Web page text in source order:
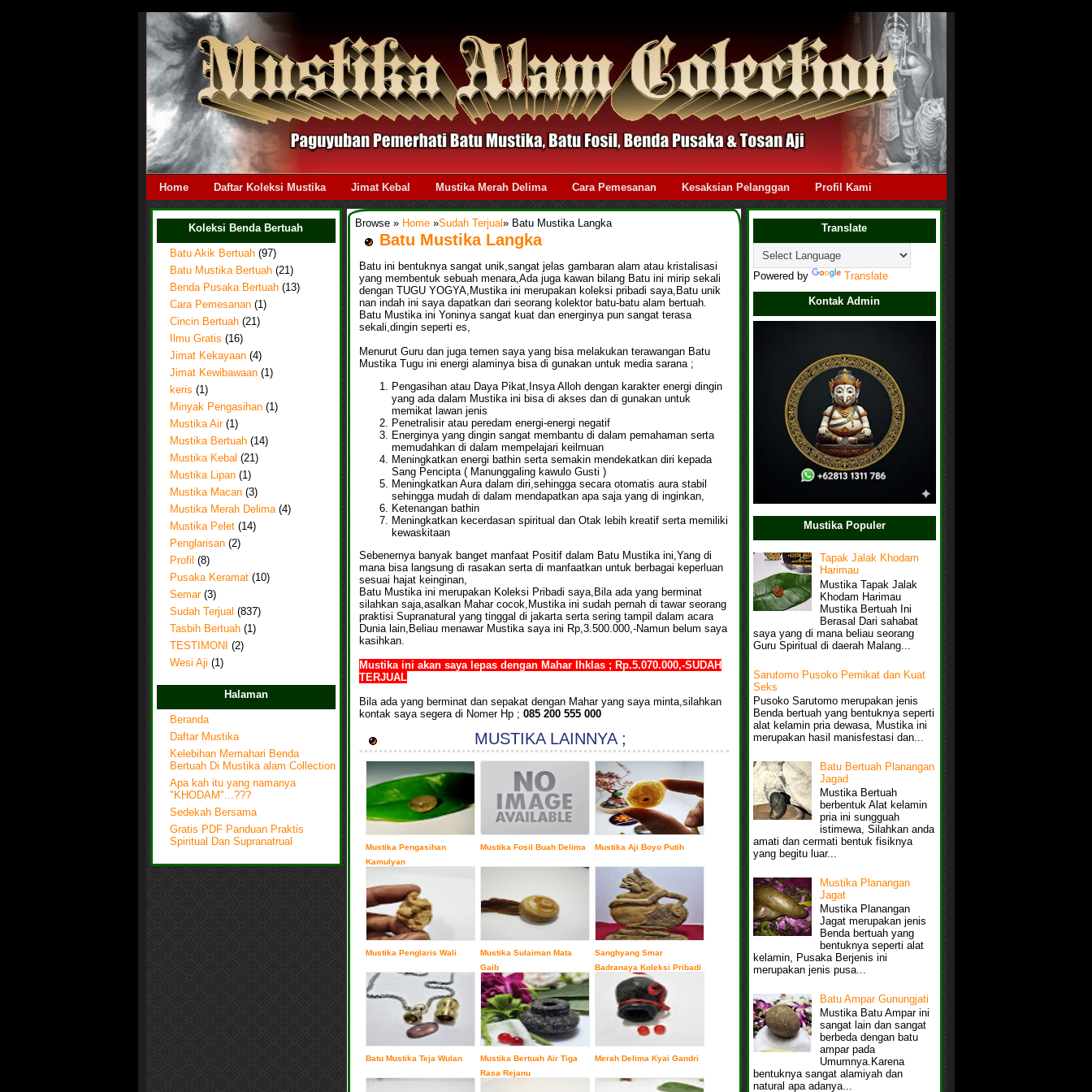
Home Daftar Koleksi Mustika Jimat Kebal Mustika Merah Delima Cara Pemesanan Kesaksian Pelanggan Profil Kami
Koleksi Benda Bertuah
Batu Akik Bertuah (97)
Batu Mustika Bertuah (21)
Benda Pusaka Bertuah (13)
Cara Pemesanan (1)
Cincin Bertuah (21)
Ilmu Gratis (16)
Jimat Kekayaan (4)
Jimat Kewibawaan (1)
keris (1)
Minyak Pengasihan (1)
Mustika Air (1)
Mustika Bertuah (14)
Mustika Kebal (21)
Mustika Lipan (1)
Mustika Macan (3)
Mustika Merah Delima (4)
Mustika Pelet (14)
Penglarisan (2)
Profil (8)
Pusaka Keramat (10)
Semar (3)
Sudah Terjual (837)
Tasbih Bertuah (1)
TESTIMONI
(2)
Wesi Aji (1)
Halaman
Beranda
Daftar Mustika
Kelebihan Memahari Benda
Bertuah Di Mustika alam Collection
Apa kah itu yang namanya
"KHODAM"...???
Sedekah Bersama
Gratis PDF Panduan Praktis
Spiritual Dan Supranatrual
Browse » Home »Sudah Terjual» Batu Mustika Langka
Batu Mustika Langka
Batu ini bentuknya sangat unik,sangat jelas gambaran alam atau kristalisasi
yang membentuk sebuah menara,Ada juga kawan bilang Batu ini mirip sekali
dengan TUGU YOGYA,Mustika ini merupakan koleksi pribadi saya,Batu unik
nan indah ini saya dapatkan dari seorang kolektor batu-batu alam bertuah.
Batu Mustika ini Yoninya sangat kuat dan energinya pun sangat terasa
sekali,dingin seperti es,
Menurut Guru dan juga temen saya yang bisa melakukan terawangan Batu
Mustika Tugu ini energi alaminya bisa di gunakan untuk media sarana ;
Pengasihan atau Daya Pikat,Insya Alloh dengan karakter energi dingin
yang ada dalam Mustika ini bisa di akses dan di gunakan untuk
memikat lawan jenis
Penetralisir atau peredam energi-energi negatif
Energinya yang dingin sangat membantu di dalam pemahaman serta
memudahkan di dalam mempelajari keilmuan
Meningkatkan energi bathin serta semakin mendekatkan diri kepada
Sang Pencipta ( Manunggaling kawulo Gusti )
Meningkatkan Aura dalam diri,sehingga secara otomatis aura stabil
sehingga mudah di dalam mendapatkan apa saja yang di inginkan,
Ketenangan bathin
Meningkatkan kecerdasan spiritual dan Otak lebih kreatif serta memiliki
kewaskitaan
Sebenernya banyak banget manfaat Positif dalam Batu Mustika ini,Yang di
mana bisa langsung di rasakan serta di manfaatkan untuk berbagai keperluan
sesuai hajat keinginan,
Batu Mustika ini merupakan Koleksi Pribadi saya,Bila ada yang berminat
silahkan saja,asalkan Mahar cocok,Mustika ini sudah pernah di tawar seorang
praktisi Supranatural yang tinggal di jakarta serta sering tampil dalam acara
Dunia lain,Beliau menawar Mustika saya ini Rp,3.500.000,-Namun belum saya
kasihkan.
Mustika ini akan saya lepas dengan Mahar Ihklas ; Rp.5.070.000,-SUDAH
TERJUAL
Bila ada yang berminat dan sepakat dengan Mahar yang saya minta,silahkan
kontak saya segera di Nomer Hp ; 085 200 555 000
MUSTIKA LAINNYA ;
Mustika Pengasihan
Kamulyan
Mustika Fosil Buah Delima Mustika Aji Boyo Putih
Mustika Penglaris Wali
Mustika Sulaiman Mata
Gaib
Sanghyang Smar
Badranaya Koleksi Pribadi
Batu Mustika Teja Wulan
Mustika Bertuah Air Tiga
Rasa Rejanu
Merah Delima Kyai Gandri
Translate
Powered by Translate
Kontak Admin
Mustika Populer
Tapak Jalak Khodam
Harimau
Mustika Tapak Jalak
Khodam Harimau
Mustika Bertuah Ini
Berasal Dari sahabat
saya yang di mana beliau seorang
Guru Spiritual di daerah Malang...
Sarutomo Pusoko Pemikat dan Kuat
Seks
Pusoko Sarutomo merupakan jenis
Benda bertuah yang bentuknya seperti
alat kelamin pria dewasa, Mustika ini
merupakan hasil manisfestasi dan...
Batu Bertuah Planangan
Jagad
Mustika Bertuah
berbentuk Alat kelamin
pria ini sungguah
istimewa, Silahkan anda
amati dan cermati bentuk fisiknya
yang begitu luar...
Mustika Planangan
Jagat
Mustika Planangan
Jagat merupakan jenis
Benda bertuah yang
bentuknya seperti alat
kelamin, Pusaka Berjenis ini
merupakan jenis pusa...
Batu Ampar Gunungjati
Mustika Batu Ampar ini
sangat lain dan sangat
berbeda dengan batu
ampar pada
Umumnya.Karena
bentuknya sangat alamiyah dan
natural apa adanya...